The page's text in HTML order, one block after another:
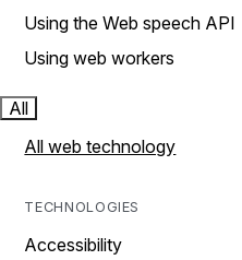
Using the Web speech API
Using web workers
All
All web technology
TECHNOLOGIES
Accessibility